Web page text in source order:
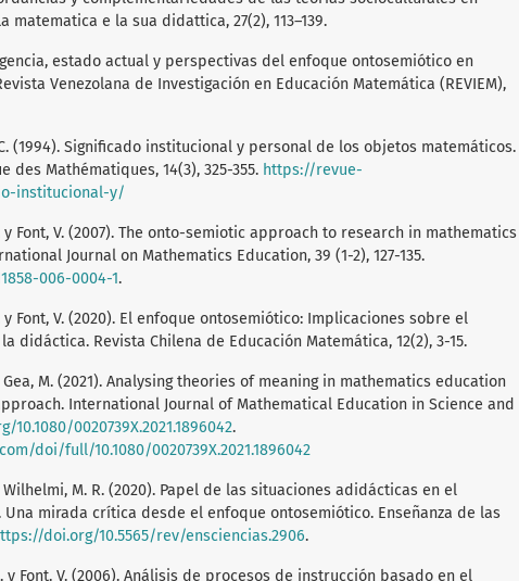
matematica e la sua didattica, 27(2), 113–139.
estado actual y perspectivas del enfoque ontosemiótico en
Venezolana de Investigación en Educación Matemática (REVIEM),
(1994). Significado institucional y personal de los objetos matemáticos.
des Mathématiques, 14(3), 325-355. https://revue-
institucional-y/
y Font, V. (2007). The onto-semiotic approach to research in mathematics
Journal on Mathematics Education, 39 (1-2), 127-135.
006-0004-1.
y Font, V. (2020). El enfoque ontosemiótico: Implicaciones sobre el
didáctica. Revista Chilena de Educación Matemática, 12(2), 3-15.
Gea, M. (2021). Analysing theories of meaning in mathematics education
International Journal of Mathematical Education in Science and
10.1080/0020739X.2021.1896042.
doi/full/10.1080/0020739X.2021.1896042
Wilhelmi, M. R. (2020). Papel de las situaciones adidácticas en el
mirada crítica desde el enfoque ontosemiótico. Enseñanza de las
doi.org/10.5565/rev/ensciencias.2906.
y Font. V. (2006). Análisis de procesos de instrucción basado en el